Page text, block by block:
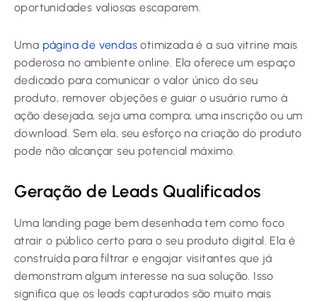
oportunidades valiosas escaparem.
Uma página de vendas otimizada é a sua vitrine mais
poderosa no ambiente online. Ela oferece um espaço
dedicado para comunicar o valor único do seu
produto, remover objeções e guiar o usuário rumo à
ação desejada, seja uma compra, uma inscrição ou um
download. Sem ela, seu esforço na criação do produto
pode não alcançar seu potencial máximo.
Geração de Leads Qualificados
Uma landing page bem desenhada tem como foco
atrair o público certo para o seu produto digital. Ela é
construída para filtrar e engajar visitantes que já
demonstram algum interesse na sua solução. Isso
significa que os leads capturados são muito mais